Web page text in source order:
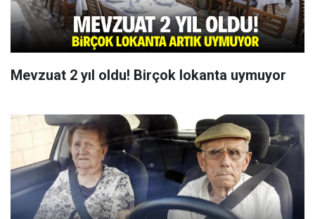
Mevzuat 2 yıl oldu! Birçok lokanta uymuyor